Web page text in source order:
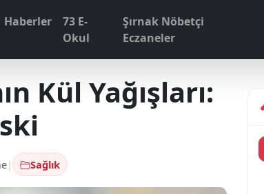
Haberler
73 E-
Okul
Şırnak Nöbetçi
Eczaneler
Kül Yağışları:
| Sağlık